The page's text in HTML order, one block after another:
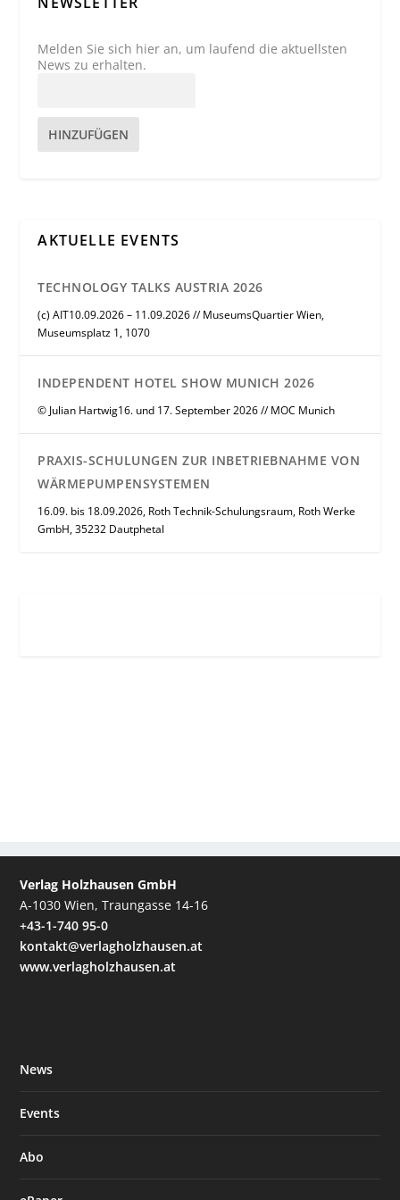
Melden Sie sich hier an, um laufend die aktuellsten
News zu erhalten.
HINZUFÜGEN
AKTUELLE EVENTS
TECHNOLOGY TALKS AUSTRIA 2026
(c) AIT10.09.2026 – 11.09.2026 // MuseumsQuartier Wien,
Museumsplatz 1, 1070
INDEPENDENT HOTEL SHOW MUNICH 2026
© Julian Hartwig16. und 17. September 2026 // MOC Munich
PRAXIS-SCHULUNGEN ZUR INBETRIEBNAHME VON
WÄRMEPUMPENSYSTEMEN
16.09. bis 18.09.2026, Roth Technik-Schulungsraum, Roth Werke
GmbH, 35232 Dautphetal
Verlag Holzhausen GmbH
A-1030 Wien, Traungasse 14-16
+43-1-740 95-0
kontakt@verlagholzhausen.at
www.verlagholzhausen.at
News
Events
Abo